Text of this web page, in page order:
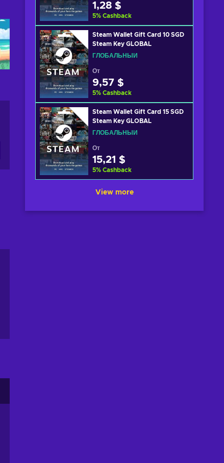
1,28 $
5% Cashback
Steam Wallet Gift Card 10 SGD
Steam Key GLOBAL
ГЛОБАЛЬНЫЙ
От
9,57 $
5% Cashback
Steam Wallet Gift Card 15 SGD
Steam Key GLOBAL
ГЛОБАЛЬНЫЙ
От
15,21 $
5% Cashback
View more